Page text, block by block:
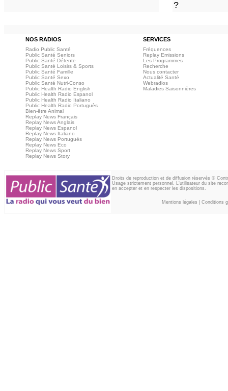
?
NOS RADIOS SERVICES
Radio Public Santé
Public Santé Seniors
Public Santé Détente
Public Santé Loisirs & Sports
Public Santé Famille
Public Santé Sexo
Public Santé Nutri-Conso
Public Health Radio English
Public Health Radio Espanol
Public Health Radio Italiano
Public Health Radio Portuguès
Bien-être Animal
Replay News Français
Replay News Anglais
Replay News Espanol
Replay News Italiano
Replay News Portuguès
Replay News Eco
Replay News Sport
Replay News Story
Fréquences
Replay Emissions
Les Programmes
Recherche
Nous contacter
Actualité Santé
Webradios
Maladies Saisonnières
Droits de reproduction et de diffusion réservés ©
Usage strictement personnel. L'utilisateur du site
en accepter et en respecter les dispositions.
Mentions légales Conditions